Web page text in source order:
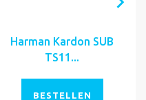
Harman Kardon SUB
TS11...
BESTELLEN